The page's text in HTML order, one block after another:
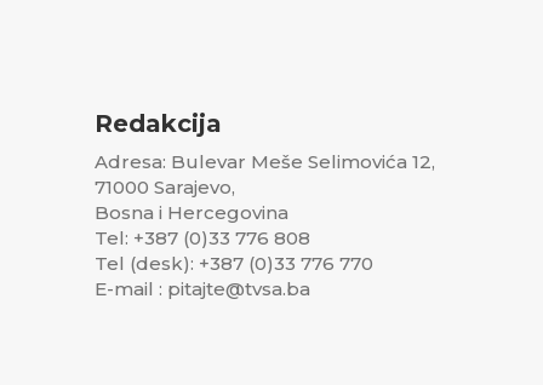
Redakcija
Adresa: Bulevar Meše Selimovića 12,
71000 Sarajevo,
Bosna i Hercegovina
Tel: +387 (0)33 776 808
Tel (desk): +387 (0)33 776 770
E-mail : pitajte@tvsa.ba